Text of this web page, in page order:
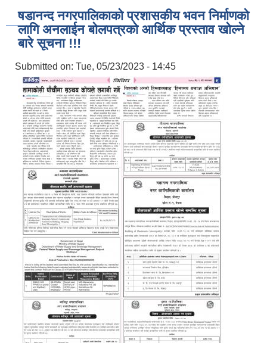
षडानन्द नगरपालिकाको प्रशासकीय भवन निर्माणको
लागि अनलाईन बोलपत्रको आर्थिक प्रस्ताव खोल्ने
बारे सूचना !!!
Submitted on: Tue, 05/23/2023 - 14:45